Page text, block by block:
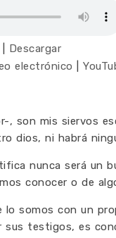
Descargar
electrónico
son mis siervos
dios, ni habrá
nunca será un
conocer o de
somos con un
sus testigos, es